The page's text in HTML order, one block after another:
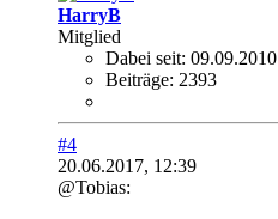
HarryB
Mitglied
Dabei seit: 09.09.2010
Beiträge: 2393
#4
20.06.2017, 12:39
@Tobias: